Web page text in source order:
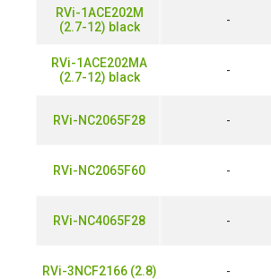
RVi-1ACE202M
(2.7-12) black
RVi-1ACE202MA
(2.7-12) black
RVi-NC2065F28
RVi-NC2065F60
RVi-NC4065F28
RVi-3NCF2166 (2.8)
-
-
-
-
-
-